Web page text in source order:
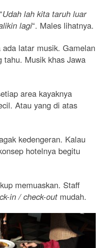
Udah lah kita taruh luar
lagi“. Males lihatnya.
latar musik. Gamelan
tahu. Musik khas Jawa
area kayaknya
Atau yang di atas
kedengeran. Kalau
hotelnya begitu
memuaskan. Staff
in / check-outmudah.